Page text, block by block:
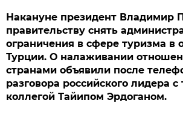
Накануне президент Владимир
правительству снять
ограничения в сфере туризма в
Турции. О налаживании
странами объявили после
разговора российского лидера
коллегой Тайипом Эрдоганом.